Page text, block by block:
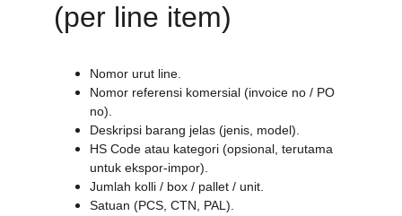
(per line item)
Nomor urut line.
Nomor referensi komersial (invoice no / PO
no).
Deskripsi barang jelas (jenis, model).
HS Code atau kategori (opsional, terutama
untuk ekspor-impor).
Jumlah kolli / box / pallet / unit.
Satuan (PCS, CTN, PAL).